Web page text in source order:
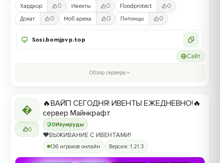
Хардкор 0 Ивенты 0 Floodprotect 0
Донат 0 Моб арена 0 Питомцы 0
Sosi.bomjpvp.top
Сайт
Обзор сервера

0
0Изумруды
🔥ВАЙП СЕГОДНЯ! ИВЕНТЫ ЕЖЕДНЕВНО!🔥
сервер Майнкрафт
❤️ВЫЖИВАНИЕ С ИВЕНТАМИ!
136 игроков онлайн Версия: 1.21.3